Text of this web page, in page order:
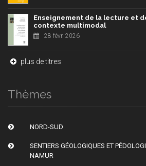
Enseignement de la lecture et
contexte multimodal
28 févr. 2026
plus de titres
Thèmes
NORD-SUD
SENTIERS GÉOLOGIQUES ET
NAMUR